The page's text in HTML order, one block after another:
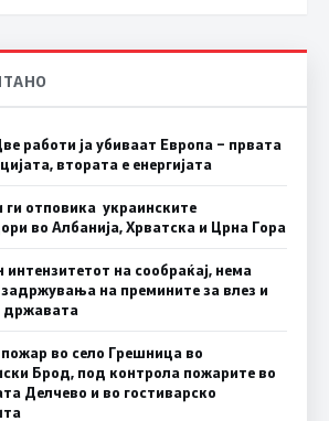
работи ја убиваат Европа – првата
втората е енергијата
ги отповика украинските
во Албанија, Хрватска и Црна Гора
интензитетот на сообраќај, нема
на премините за влез и
државата
во село Грешница во
Брод, под контрола пожарите во
Делчево и во гостиварско